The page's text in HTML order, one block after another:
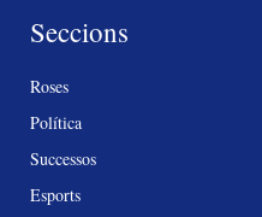
Seccions
Roses
Política
Successos
Esports